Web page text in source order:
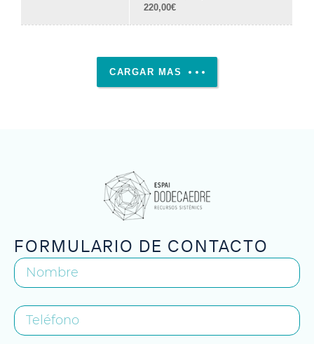
220,00€
CARGAR MAS
FORMULARIO DE CONTACTO